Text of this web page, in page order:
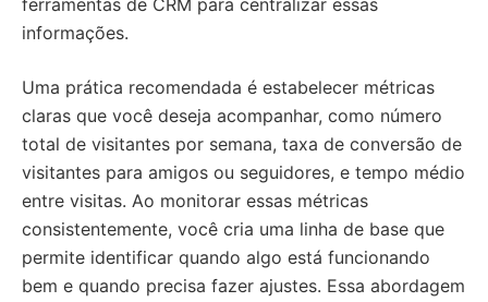
ferramentas de CRM para centralizar essas
informações.
Uma prática recomendada é estabelecer métricas
claras que você deseja acompanhar, como número
total de visitantes por semana, taxa de conversão de
visitantes para amigos ou seguidores, e tempo médio
entre visitas. Ao monitorar essas métricas
consistentemente, você cria uma linha de base que
permite identificar quando algo está funcionando
bem e quando precisa fazer ajustes. Essa abordagem